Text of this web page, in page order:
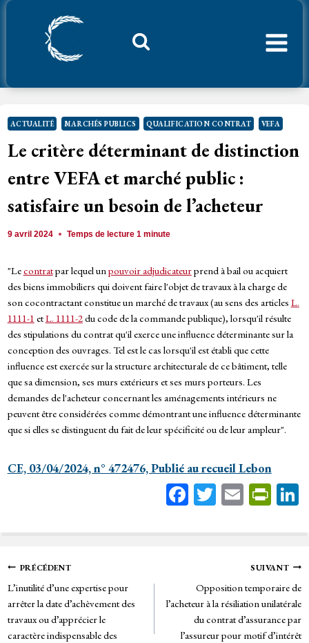
Aller
ACTUALITÉ MARCHÉS PUBLICS QUALIFICATION CONTRAT VEFA
Le critère déterminant de distinction
entre VEFA et marché public :
satisfaire un besoin de l’acheteur
9 avril 2024 Temps de lecture1 minute
"Lecontratpar lequel unpouvoir adjudicateurprend à bail ou acquiert
des biens immobiliers qui doivent faire l'objet de travaux à la charge de
son cocontractant constitue un marché de travaux (au sens des articles L.
1111-1 etL. 1111-2du code de la commande publique), lorsqu'il résulte
des stipulations du contrat qu'il exerce une influence déterminante sur la
conception des ouvrages. Tel est le cas lorsqu'il est établi que cette
influence est exercée sur la structure architecturale de ce bâtiment, telle
que sa dimension, ses murs extérieurs et ses murs porteurs. Les
demandes de l'acheteur concernant les aménagements intérieurs ne
peuvent être considérées comme démontrant une influence déterminante
que si elles se distinguent du fait de leur spécificité ou de leur ampleur".
CE, 03/04/2024, n° 472476, Publié au recueil Lebon
Fa
bo
T
tt
E
ail
Pr
tF
rie
n
dl
y
Navigation
de
l’article
PRÉCÉDENT
L’inutilité d’une expertise pour
arrêter la date d’achèvement des
travaux ou d’apprécier le
caractère indispensable des
SUIVANT
Opposition temporaire de
l’acheteur à la résiliation unilatérale
du contrat d’assurance par
l’assureur pour motif d’intérêt